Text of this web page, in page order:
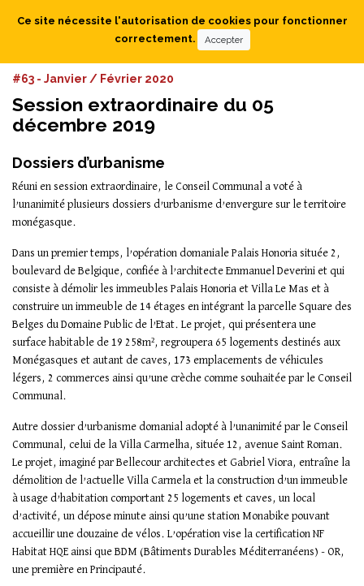
#63 - Janvier / Février 2020
Session extraordinaire du 05
décembre 2019
Dossiers d’urbanisme
Réuni en session extraordinaire, le Conseil Communal a voté à
l’unanimité plusieurs dossiers d’urbanisme d’envergure sur le territoire
monégasque.
Dans un premier temps, l’opération domaniale Palais Honoria située 2,
boulevard de Belgique, confiée à l’architecte Emmanuel Deverini et qui
consiste à démolir les immeubles Palais Honoria et Villa Le Mas et à
construire un immeuble de 14 étages en intégrant la parcelle Square des
Belges du Domaine Public de l’Etat. Le projet, qui présentera une
surface habitable de 19 258m², regroupera 65 logements destinés aux
Monégasques et autant de caves, 173 emplacements de véhicules
légers, 2 commerces ainsi qu’une crèche comme souhaitée par le Conseil
Communal.
Autre dossier d’urbanisme domanial adopté à l’unanimité par le Conseil
Communal, celui de la Villa Carmelha, située 12, avenue Saint Roman.
Le projet, imaginé par Bellecour architectes et Gabriel Viora, entraîne la
démolition de l’actuelle Villa Carmela et la construction d’un immeuble
à usage d’habitation comportant 25 logements et caves, un local
d’activité, un dépose minute ainsi qu’une station Monabike pouvant
accueillir une douzaine de vélos. L’opération vise la certification NF
Habitat HQE ainsi que BDM (Bâtiments Durables Méditerranéens) - OR,
une première en Principauté.
Ce site nécessite l'autorisation de cookies pour fonctionner
correctement.
Accepter